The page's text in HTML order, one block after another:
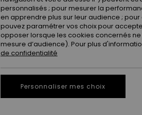
personnalisés ; pour mesurer la
en apprendre plus sur leur audience ;
pouvez paramétrer vos choix pour
opposer lorsque les cookies concernés
mesure d’audience). Pour plus
de confidentialité
Personnaliser mes choix